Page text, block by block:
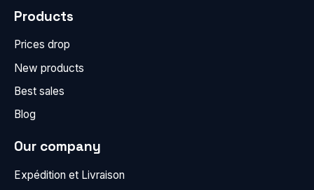
Products
Prices drop
New products
Best sales
Blog
Our company
Expédition et Livraison